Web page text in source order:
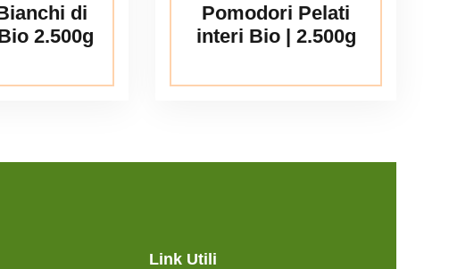
di
2.500g
Pomodori Pelati
interi Bio | 2.500g
Link Utili